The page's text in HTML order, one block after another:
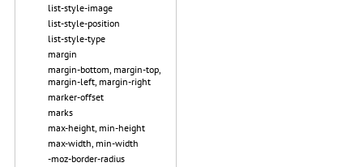
list-style-image
list-style-position
list-style-type
margin
margin-bottom, margin-top,
margin-left, margin-right
marker-offset
marks
max-height, min-height
max-width, min-width
-moz-border-radius